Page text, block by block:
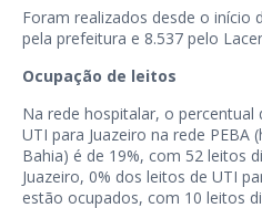
Foram realizados desde o início
pela prefeitura e 8.537 pelo
Ocupação de leitos
Na rede hospitalar, o
UTI para Juazeiro na rede PEBA
Bahia) é de 19%, com 52 leitos
Juazeiro, 0% dos leitos de UTI
estão ocupados, com 10 leitos